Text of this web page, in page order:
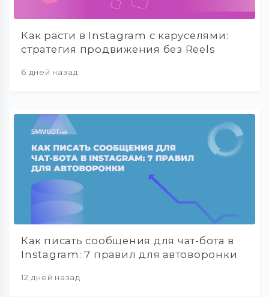
Как расти в Instagram с каруселями:
стратегия продвижения без Reels
6 дней назад
Как писать сообщения для чат-бота в
Instagram: 7 правил для автоворонки
12 дней назад